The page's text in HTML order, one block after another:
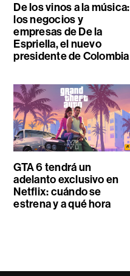
De los vinos a la música:
los negocios y
empresas de De la
Espriella, el nuevo
presidente de Colombia
GTA 6 tendrá un
adelanto exclusivo en
Netflix: cuándo se
estrena y a qué hora